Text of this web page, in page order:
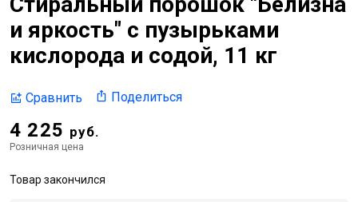
и яркость" с пузырьками
кислорода и содой, 11 кг
Сравнить Поделиться
4 225 руб.
Розничная цена
Товар закончился